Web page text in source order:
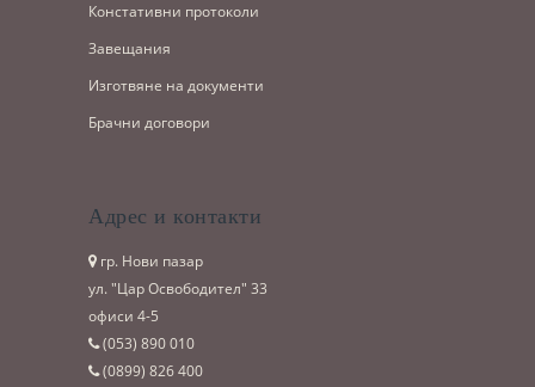
Констативни протоколи
Завещания
Изготвяне на документи
Брачни договори
Адрес и контакти
гр. Нови пазар
ул. "Цар Освободител" 33
офиси 4-5
(053)­ 890 010
(0899)­ 826 400